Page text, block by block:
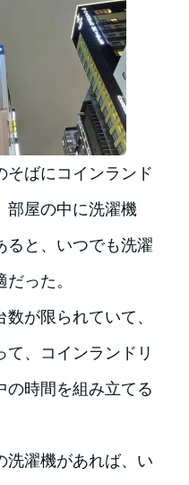
そばにコインランド
部屋の中に洗濯機
ると、いつでも洗濯
った。
が限られていて、
て、コインランドリ
の時間を組み立てる
洗濯機があれば、い